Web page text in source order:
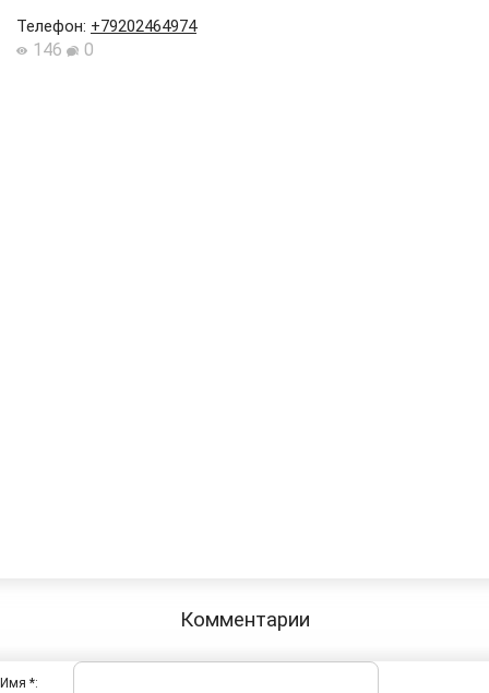
Телефон: +79202464974
146 0
Комментарии
Имя *: